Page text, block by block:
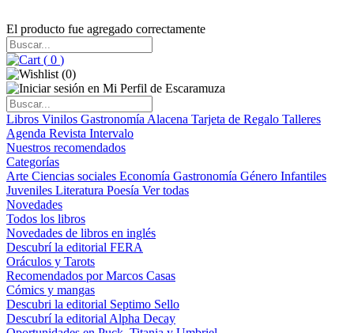
El producto fue agregado correctamente
( 0 )
(0)
Libros Vinilos Gastronomía Alacena Tarjeta de Regalo Talleres
Agenda Revista Intervalo
Nuestros recomendados
Categorías
Arte Ciencias sociales Economía Gastronomía Género Infantiles
Juveniles Literatura Poesía Ver todas
Novedades
Todos los libros
Novedades de libros en inglés
Descubrí la editorial FERA
Oráculos y Tarots
Recomendados por Marcos Casas
Cómics y mangas
Descubri la editorial Septimo Sello
Descubrí la editorial Alpha Decay